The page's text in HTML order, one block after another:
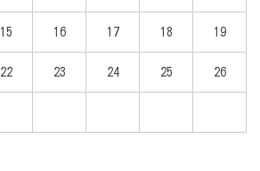
15 16 17 18 19
22 23 24 25 26